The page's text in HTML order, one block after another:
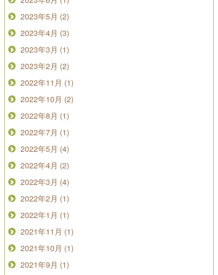
2023年5月 (2)
2023年4月 (3)
2023年3月 (1)
2023年2月 (2)
2022年11月 (1)
2022年10月 (2)
2022年8月 (1)
2022年7月 (1)
2022年5月 (4)
2022年4月 (2)
2022年3月 (4)
2022年2月 (1)
2022年1月 (1)
2021年11月 (1)
2021年10月 (1)
2021年9月 (1)